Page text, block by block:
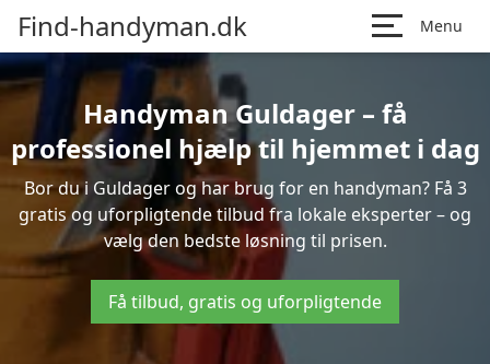
Find-handyman.dk Menu
Handyman Guldager – få
professionel hjælp til hjemmet i dag
Bor du i Guldager og har brug for en handyman? Få 3
gratis og uforpligtende tilbud fra lokale eksperter – og
vælg den bedste løsning til prisen.
Få tilbud, gratis og uforpligtende